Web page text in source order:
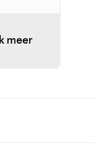
meer